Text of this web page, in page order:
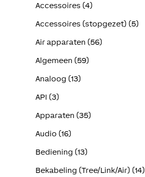
Accessoires (4)
Accessoires (stopgezet) (5)
Air apparaten (56)
Algemeen (59)
Analoog (13)
API (3)
Apparaten (35)
Audio (16)
Bediening (13)
Bekabeling (Tree/Link/Air) (14)